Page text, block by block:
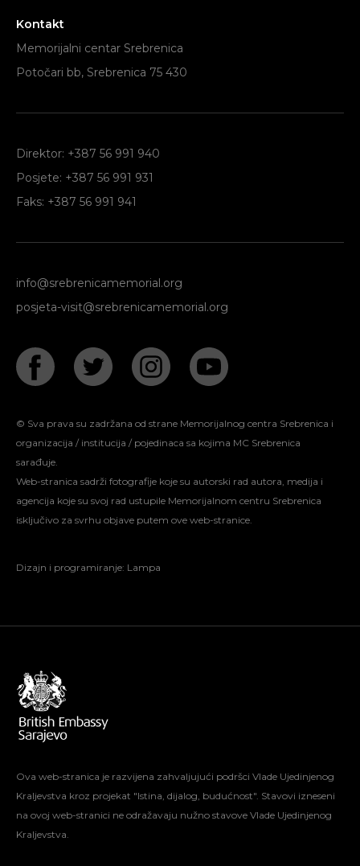
Kontakt
Memorijalni centar Srebrenica
Potočari bb, Srebrenica 75 430
Direktor: +387 56 991 940
Posjete: +387 56 991 931
Faks: +387 56 991 941
info@srebrenicamemorial.org
posjeta-visit@srebrenicamemorial.org
© Sva prava su zadržana od strane Memorijalnog centra Srebrenica i
organizacija / institucija / pojedinaca sa kojima MC Srebrenica
sarađuje.
Web-stranica sadrži fotografije koje su autorski rad autora, medija i
agencija koje su svoj rad ustupile Memorijalnom centru Srebrenica
isključivo za svrhu objave putem ove web-stranice.
Dizajn i programiranje: Lampa
Ova web-stranica je razvijena zahvaljujući podršci Vlade Ujedinjenog
Kraljevstva kroz projekat "Istina, dijalog, budućnost". Stavovi izneseni
na ovoj web-stranici ne odražavaju nužno stavove Vlade Ujedinjenog
Kraljevstva.